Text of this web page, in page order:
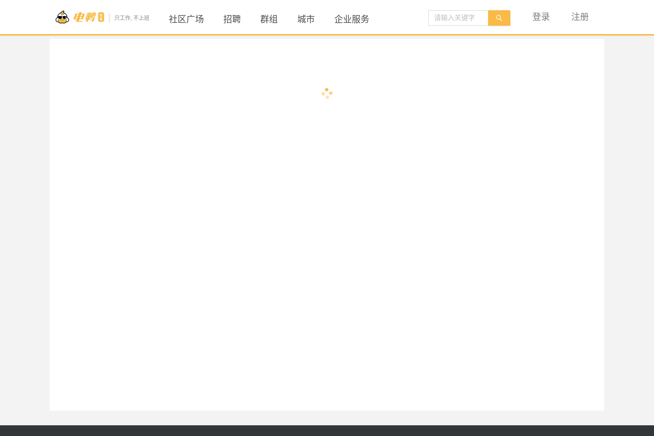
只工作, 不上班 社区广场 招聘 群组 城市 企业服务 登录 注册